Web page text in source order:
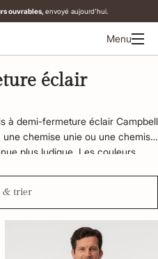
ouvrables, envoyé aujourd'hui.
Menu
éclair
à demi-fermeture éclair Campbell
chemise unie ou une chemise
plus ludique. Les couleurs
avec d'autres
& trier